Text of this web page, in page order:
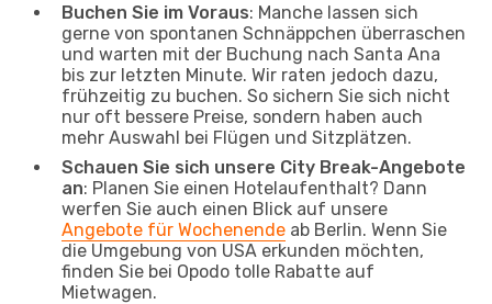
Buchen Sie im Voraus: Manche lassen sich
gerne von spontanen Schnäppchen überraschen
und warten mit der Buchung nach Santa Ana
bis zur letzten Minute. Wir raten jedoch dazu,
frühzeitig zu buchen. So sichern Sie sich nicht
nur oft bessere Preise, sondern haben auch
mehr Auswahl bei Flügen und Sitzplätzen.
Schauen Sie sich unsere City Break-Angebote
an: Planen Sie einen Hotelaufenthalt? Dann
werfen Sie auch einen Blick auf unsere
Angebote für Wochenende ab Berlin. Wenn Sie
die Umgebung von USA erkunden möchten,
finden Sie bei Opodo tolle Rabatte auf
Mietwagen.